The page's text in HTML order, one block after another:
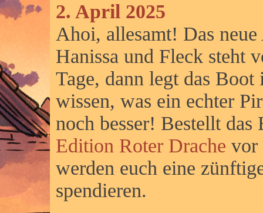
2. April 2025
Ahoi, allesamt! Das
Hanissa und Fleck steht
Tage, dann legt das
wissen, was ein echter
noch besser! Bestellt
Edition Roter Drache vor
werden euch eine
spendieren.